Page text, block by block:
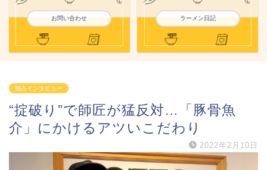
お問い合わせ ラーメン日記
独占インタビュー
“掟破り”で師匠が猛反対…「豚骨魚
介」にかけるアツいこだわり
2022年2月10日